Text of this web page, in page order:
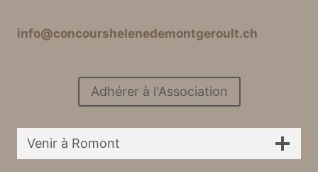
info@concourshelenedemontgeroult.ch
Adhérer à l'Association
Venir à Romont